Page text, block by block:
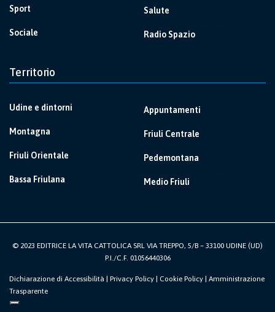
Sport
Sociale
Salute
Radio Spazio
Territorio
Udine e dintorni
Montagna
Friuli Orientale
Bassa Friulana
Appuntamenti
Friuli Centrale
Pedemontana
Medio Friuli
© 2023 EDITRICE LA VITA CATTOLICA SRL VIA TREPPO, 5/B – 33100 UDINE (UD)
P.I./C.F. 01056440306
Dichiarazione di Accessibilità | Privacy Policy | Cookie Policy | Amministrazione
Trasparente